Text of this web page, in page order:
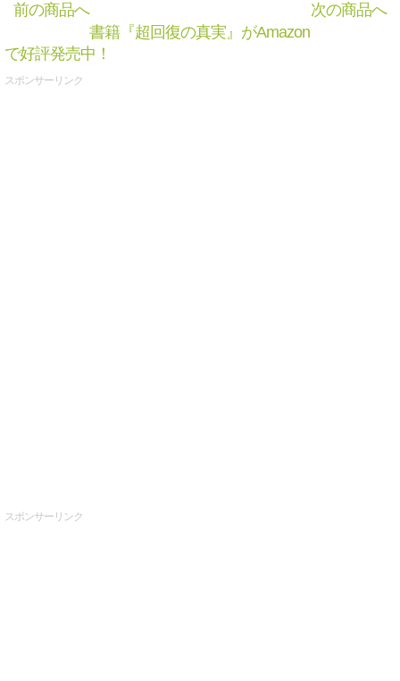
前の商品へ
次の商品へ
書籍『超回復の真実』がAmazon
で好評発売中！
スポンサーリンク
スポンサーリンク